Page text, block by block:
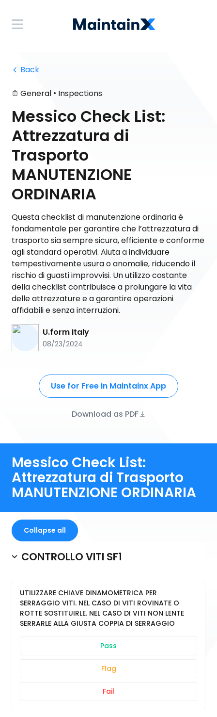
Back
General • Inspections
Messico Check List:
Attrezzatura di
Trasporto
MANUTENZIONE
ORDINARIA
Questa checklist di manutenzione ordinaria è
fondamentale per garantire che l’attrezzatura di
trasporto sia sempre sicura, efficiente e conforme
agli standard operativi. Aiuta a individuare
tempestivamente usura o anomalie, riducendo il
rischio di guasti improvvisi. Un utilizzo costante
della checklist contribuisce a prolungare la vita
delle attrezzature e a garantire operazioni
affidabili e senza interruzioni.
U.form Italy
08/23/2024
Use for Free in Maintainx App
Download as PDF
Messico Check List:
Attrezzatura di Trasporto
MANUTENZIONE ORDINARIA
Collapse all
CONTROLLO VITI SF1
UTILIZZARE CHIAVE DINAMOMETRICA PER
SERRAGGIO VITI. NEL CASO DI VITI ROVINATE O
ROTTE SOSTITUIRLE. NEL CASO DI VITI NON LENTE
SERRARLE ALLA GIUSTA COPPIA DI SERRAGGIO
Pass
Flag
Fail